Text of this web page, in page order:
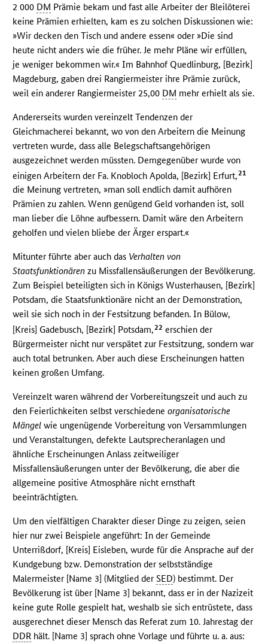
2 000 DM Prämie bekam und fast alle Arbeiter der Bleilöterei
keine Prämien erhielten, kam es zu solchen Diskussionen wie:
»Wir decken den Tisch und andere essen« oder »Die sind
heute nicht anders wie die früher. Je mehr Pläne wir erfüllen,
je weniger bekommen wir.« Im Bahnhof Quedlinburg, [Bezirk]
Magdeburg, gaben drei Rangiermeister ihre Prämie zurück,
weil ein anderer Rangiermeister 25,00 DM mehr erhielt als sie.
Andererseits wurden vereinzelt Tendenzen der
Gleichmacherei bekannt, wo von den Arbeitern die Meinung
vertreten wurde, dass alle Belegschaftsangehörigen
ausgezeichnet werden müssten. Demgegenüber wurde von
einigen Arbeitern der Fa. Knobloch Apolda, [Bezirk] Erfurt,21
die Meinung vertreten, »man soll endlich damit aufhören
Prämien zu zahlen. Wenn genügend Geld vorhanden ist, soll
man lieber die Löhne aufbessern. Damit wäre den Arbeitern
geholfen und vielen bliebe der Ärger erspart.«
Mitunter führte aber auch das Verhalten von
Staatsfunktionären zu Missfallensäußerungen der Bevölkerung.
Zum Beispiel beteiligten sich in Königs Wusterhausen, [Bezirk]
Potsdam, die Staatsfunktionäre nicht an der Demonstration,
weil sie sich noch in der Festsitzung befanden. In Bülow,
[Kreis] Gadebusch, [Bezirk] Potsdam,22 erschien der
Bürgermeister nicht nur verspätet zur Festsitzung, sondern war
auch total betrunken. Aber auch diese Erscheinungen hatten
keinen großen Umfang.
Vereinzelt waren während der Vorbereitungszeit und auch zu
den Feierlichkeiten selbst verschiedeneorganisatorische
Mängel wie ungenügende Vorbereitung von Versammlungen
und Veranstaltungen, defekte Lautsprecheranlagen und
ähnliche Erscheinungen Anlass zeitweiliger
Missfallensäußerungen unter der Bevölkerung, die aber die
allgemeine positive Atmosphäre nicht ernsthaft
beeinträchtigten.
Um den vielfältigen Charakter dieser Dinge zu zeigen, seien
hier nur zwei Beispiele angeführt: In der Gemeinde
Unterrißdorf, [Kreis] Eisleben, wurde für die Ansprache auf der
Kundgebung bzw. Demonstration der selbstständige
Malermeister [Name 3] (Mitglied derSED) bestimmt. Der
Bevölkerung ist über [Name 3] bekannt, dass er in der Nazizeit
keine gute Rolle gespielt hat, weshalb sie sich entrüstete, dass
ausgerechnet dieser Mensch das Referat zum 10. Jahrestag der
DDR hält. [Name 3] sprach ohne Vorlage und führte u. a. aus: